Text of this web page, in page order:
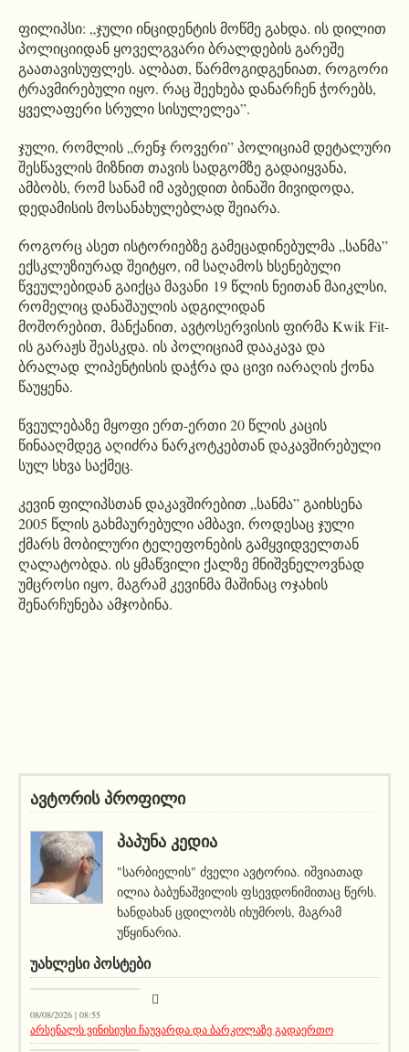
ფილიპსი: „ჯული ინციდენტის მოწმე გახდა. ის დილით
პოლიციიდან ყოველგვარი ბრალდების გარეშე
გაათავისუფლეს. ალბათ, წარმოგიდგენიათ, როგორი
ტრავმირებული იყო. რაც შეეხება დანარჩენ ჭორებს,
ყველაფერი სრული სისულელეა”.
ჯული, რომლის „რენჯ როვერი” პოლიციამ დეტალური
შესწავლის მიზნით თავის სადგომზე გადაიყვანა,
ამბობს, რომ სანამ იმ ავბედით ბინაში მივიდოდა,
დედამისის მოსანახულებლად შეიარა.
როგორც ასეთ ისტორიებზე გამეცადინებულმა „სანმა”
ექსკლუზიურად შეიტყო, იმ საღამოს ხსენებული
წვეულებიდან გაიქცა მავანი 19 წლის ნეითან მაიკლსი,
რომელიც დანაშაულის ადგილიდან
მოშორებით, მანქანით, ავტოსერვისის ფირმა Kwik Fit-
ის გარაჟს შეასკდა. ის პოლიციამ დააკავა და
ბრალად ლიპენტისის დაჭრა და ცივი იარაღის ქონა
წაუყენა.
წვეულებაზე მყოფი ერთ-ერთი 20 წლის კაცის
წინააღმდეგ აღიძრა ნარკოტკებთან დაკავშირებული
სულ სხვა საქმეც.
კევინ ფილიპსთან დაკავშირებით „სანმა” გაიხსენა
2005 წლის გახმაურებული ამბავი, როდესაც ჯული
ქმარს მობილური ტელეფონების გამყვიდველთან
ღალატობდა. ის ყმაწვილი ქალზე მნიშვნელოვნად
უმცროსი იყო, მაგრამ კევინმა მაშინაც ოჯახის
შენარჩუნება ამჯობინა.
ავტორის პროფილი
ᲞᲐᲞᲣᲜᲐ ᲙᲔᲓᲘᲐ
"სარბიელის" ძველი ავტორია. იშვიათად
ილია ბაბუნაშვილის ფსევდონიმითაც წერს.
ხანდახან ცდილობს იხუმროს, მაგრამ
უწყინარია.
ᲣᲐᲮᲚᲔᲡᲘ ᲞᲝᲡᲢᲔᲑᲘ
სიახლეები
08/08/2026 | 08:55
არსენალს ვინისიუსი ჩაუვარდა და ბარკოლაზე გადაერთო
აქეთურ-იქითური